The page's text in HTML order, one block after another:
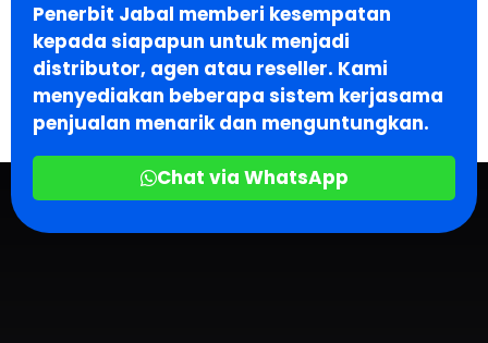
Penerbit Jabal memberi kesempatan
kepada siapapun untuk menjadi
distributor, agen atau reseller. Kami
menyediakan beberapa sistem kerjasama
penjualan menarik dan menguntungkan.
Chat via WhatsApp